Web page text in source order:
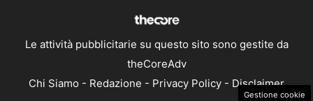
Le attività pubblicitarie su questo sito sono gestite da
theCoreAdv
Chi Siamo - Redazione - Privacy Policy - Disclaimer
Gestione cookie